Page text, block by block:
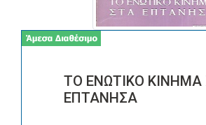
ΤΟ ΕΝΩΤΙΚΟ ΚΙΝΗΜΑ
ΕΠΤΑΝΗΣΑ